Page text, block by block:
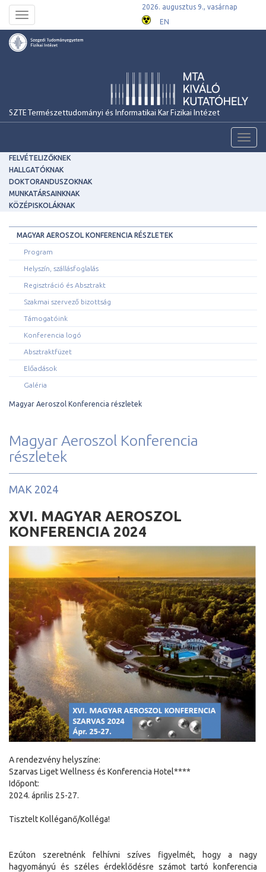
Toggle
navigation
2026. augusztus 9., vasárnap
EN
SZTE Természettudományi és Informatikai Kar Fizikai Intézet
FELVÉTELIZŐKNEK
HALLGATÓKNAK
DOKTORANDUSZOKNAK
MUNKATÁRSAINKNAK
KÖZÉPISKOLÁKNAK
MAGYAR AEROSZOL KONFERENCIA RÉSZLETEK
Program
Helyszín, szállásfoglalás
Regisztráció és Absztrakt
Szakmai szervező bizottság
Támogatóink
Konferencia logó
Absztraktfüzet
Előadások
Galéria
Magyar Aeroszol Konferencia részletek
Magyar Aeroszol Konferencia
részletek
MAK 2024
XVI. MAGYAR AEROSZOL
KONFERENCIA 2024
A rendezvény helyszíne:
Szarvas Liget Wellness és Konferencia Hotel****
Időpont:
2024. április 25-27.
Tisztelt Kolléganő/Kolléga!
Ezúton szeretnénk felhívni szíves figyelmét, hogy a nagy
hagyományú és széles érdeklődésre számot tartó konferencia